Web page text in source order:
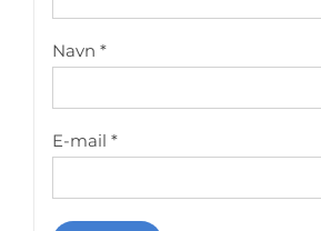
Navn *
E-mail *